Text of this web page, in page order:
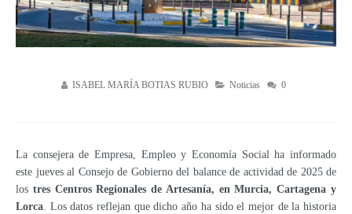
ISABEL MARÍA BOTIAS RUBIO Noticias 0
La consejera de Empresa, Empleo y Economía Social ha informado
este jueves al Consejo de Gobierno del balance de actividad de 2025 de
los tres Centros Regionales de Artesanía, en Murcia, Cartagena y
Lorca. Los datos reflejan que dicho año ha sido el mejor de la historia